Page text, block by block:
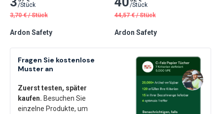
Fragen Sie kostenlose
Muster an
Zuerst testen, später
kaufen. Besuchen Sie
einzelne Produkte, um
/Stück
3,70 € /Stück
Ardon Safety
/Stück
44,57 € /Stück
Ardon Safety